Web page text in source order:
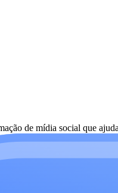
de mídia social que